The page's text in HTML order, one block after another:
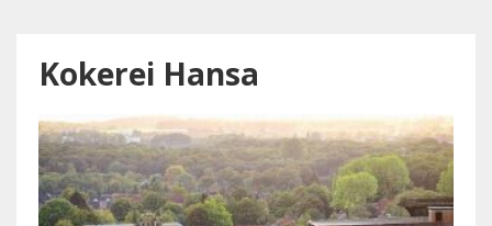
Kokerei Hansa